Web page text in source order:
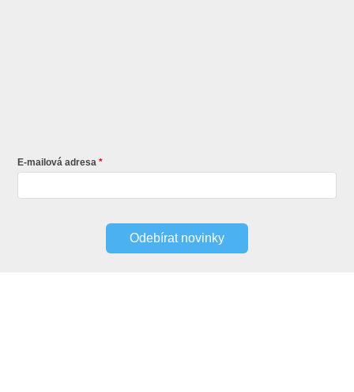
E-mailová adresa
Odebírat novinky